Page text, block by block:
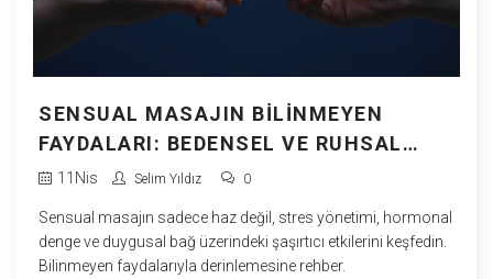
SENSUAL MASAJIN BILINMEYEN
FAYDALARI: BEDENSEL VE RUHSAL
YENILENME
11 Nis Selim Yıldız 0
Sensual masajın sadece haz değil, stres yönetimi, hormonal
denge ve duygusal bağ üzerindeki şaşırtıcı etkilerini keşfedin.
Bilinmeyen faydalarıyla derinlemesine rehber.